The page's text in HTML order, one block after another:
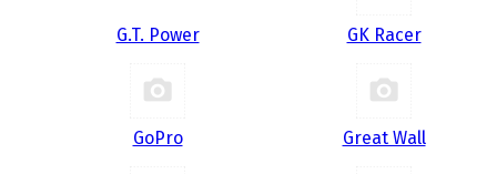
G.T. Power GK Racer
GoPro Great Wall